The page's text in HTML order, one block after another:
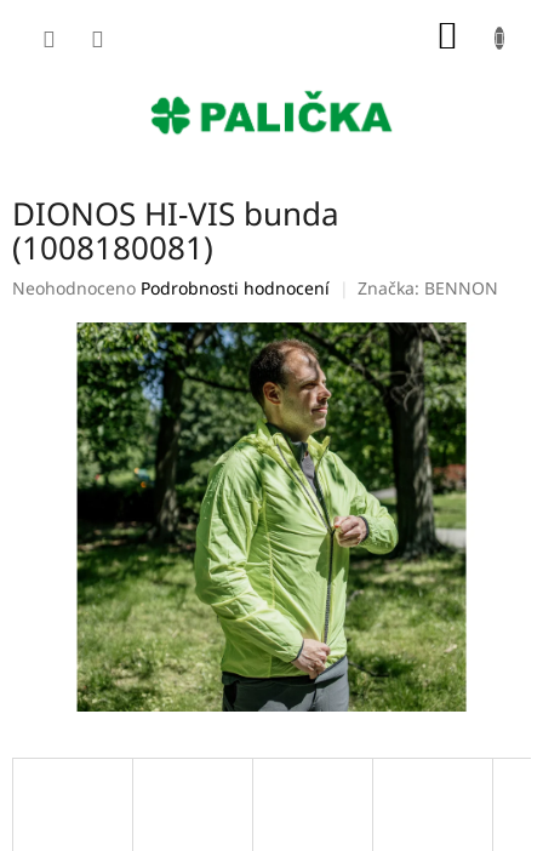
DIONOS HI-VIS bunda
(1008180081)
Průměrné
produktu
hvězdiček.
Neohodnoceno Podrobnosti hodnocení Značka: BENNON